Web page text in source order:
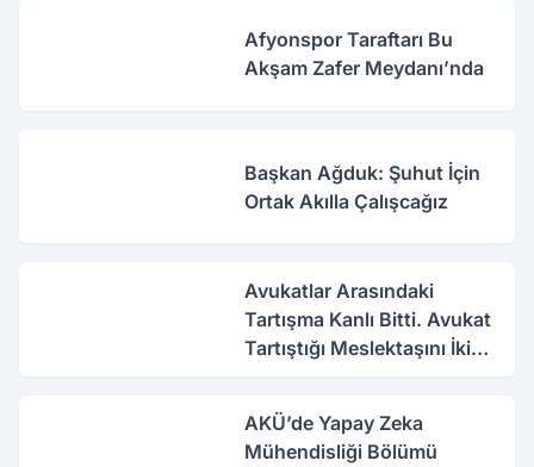
Afyonspor Taraftarı Bu
Akşam Zafer Meydanı’nda
Başkan Ağduk: Şuhut İçin
Ortak Akılla Çalışcağız
Avukatlar Arasındaki
Tartışma Kanlı Bitti. Avukat
Tartıştığı Meslektaşını İki
AKÜ’de Yapay Zeka
Mühendisliği Bölümü